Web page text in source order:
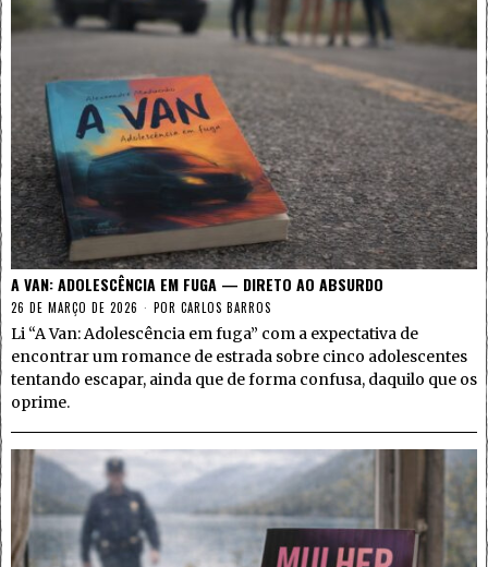
A VAN: ADOLESCÊNCIA EM FUGA — DIRETO AO ABSURDO
26 DE MARÇO DE 2026 POR CARLOS BARROS
Li “A Van: Adolescência em fuga” com a expectativa de
encontrar um romance de estrada sobre cinco adolescentes
tentando escapar, ainda que de forma confusa, daquilo que os
oprime.